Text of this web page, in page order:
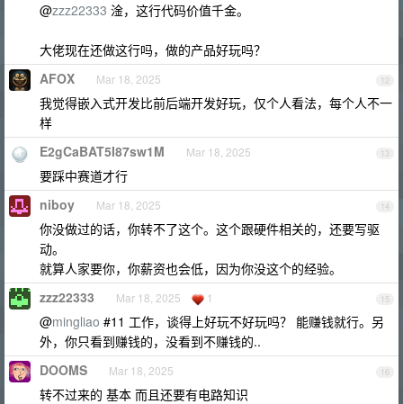
@zzz22333 淦，这行代码价值千金。
大佬现在还做这行吗，做的产品好玩吗？
12
AFOX Mar 18, 2025
我觉得嵌入式开发比前后端开发好玩，仅个人看法，每个人不一
样
13
E2gCaBAT5I87sw1M Mar 18, 2025
要踩中赛道才行
14
niboy Mar 18, 2025
你没做过的话，你转不了这个。这个跟硬件相关的，还要写驱
动。
就算人家要你，你薪资也会低，因为你没这个的经验。
15
zzz22333 Mar 18, 2025 1
@mingliao #11 工作，谈得上好玩不好玩吗？ 能赚钱就行。另
外，你只看到赚钱的，没看到不赚钱的..
16
DOOMS Mar 18, 2025
转不过来的 基本 而且还要有电路知识